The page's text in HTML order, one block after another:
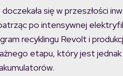
się w przeszłości
po intensywnej
recyklingu Revolt i
etapu, który jest